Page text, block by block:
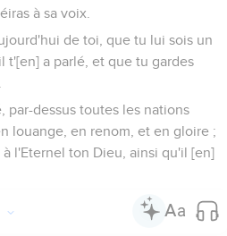
à sa voix.
de toi, que tu lui sois un
t'[en] a parlé, et que tu gardes
par-dessus toutes les nations
louange, en renom, et en gloire ;
l'Eternel ton Dieu, ainsi qu'il [en]